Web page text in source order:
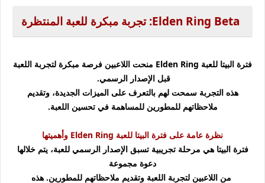
Elden Ring Beta: تجربة مبكرة للعبة المنتظرة
فترة البيتا للعبة Elden Ring منحت اللاعبين فرصة مبكرة لتجربة اللعبة
قبل الإصدار الرسمي.
هذه التجربة سمحت لهم بالتعرف على الميزات الجديدة، وتقديم
ملاحظاتهم للمطورين للمساهمة في تحسين اللعبة.
نظرة عامة على فترة البيتا للعبة Elden Ring وأهميتها
فترة البيتا هي مرحلة تجريبية تسبق الإصدار الرسمي للعبة، يتم خلالها
دعوة مجموعة
من اللاعبين لتجربة اللعبة وتقديم ملاحظاتهم للمطورين. هذه